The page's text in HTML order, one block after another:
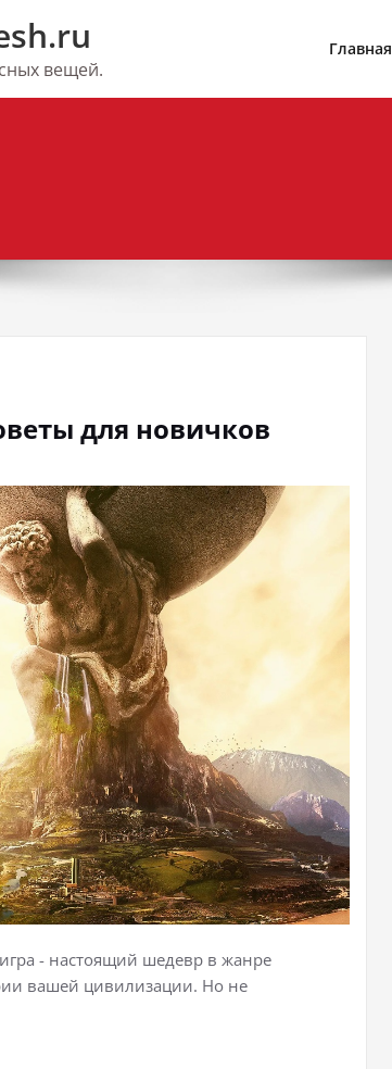
вещей.
Главная
для новичков
- настоящий шедевр в жанре
вашей цивилизации. Но не